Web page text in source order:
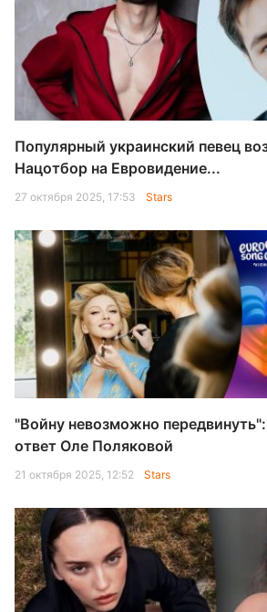
Популярный украинский певец
Нацотбор на Евровидение...
27 октября 2025, 17:53 Stars
"Войну невозможно
ответ Оле Поляковой
21 октября 2025, 12:52 Stars